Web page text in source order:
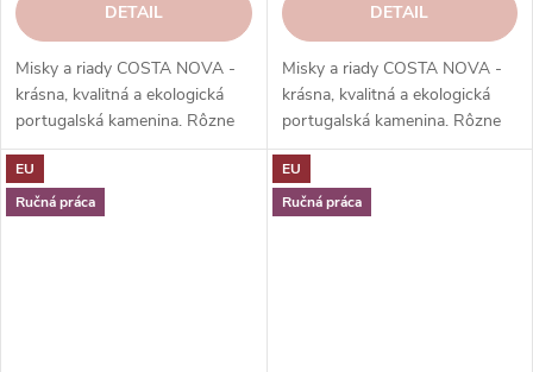
DETAIL
Misky a riady COSTA NOVA -
krásna, kvalitná a ekologická
portugalská kamenina. Rôzne
tvary, farby, vzory a veľkosti.
Objednajte si ich v našom e-
shope.
DETAIL
Misky a riady COSTA NOVA -
krásna, kvalitná a ekologická
portugalská kamenina. Rôzne
tvary, farby, vzory a veľkosti.
Objednajte si ich v našom e-
shope.
EU
Ručná práca
EU
Ručná práca